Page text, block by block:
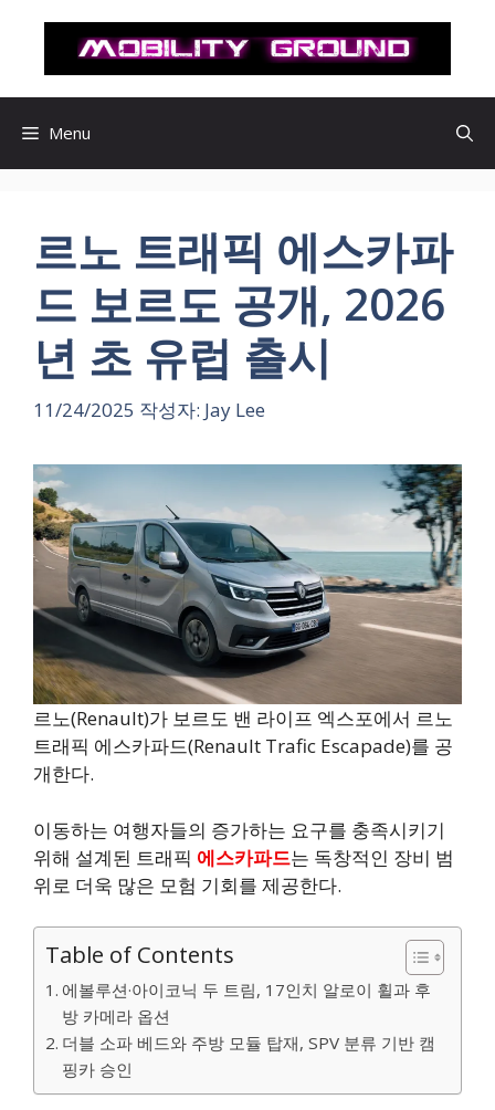
로
Menu
르노 트래픽 에스카파
드 보르도 공개, 2026
년 초 유럽 출시
11/24/2025 작성자: Jay Lee
르노(Renault)가 보르도 밴 라이프 엑스포에서 르노
트래픽 에스카파드(Renault Trafic Escapade)를 공
개한다.
이동하는 여행자들의 증가하는 요구를 충족시키기
위해 설계된 트래픽 에스카파드는 독창적인 장비 범
위로 더욱 많은 모험 기회를 제공한다.
Table of Contents
에볼루션·아이코닉 두 트림, 17인치 알로이 휠과 후
방 카메라 옵션
더블 소파 베드와 주방 모듈 탑재, SPV 분류 기반 캠
핑카 승인